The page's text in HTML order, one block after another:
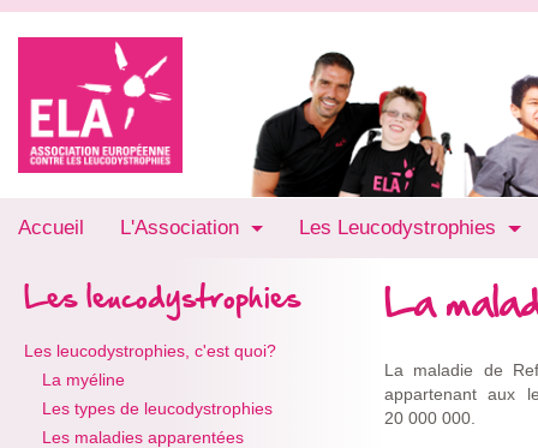
Accueil L'Association Les Leucodystrophies
Les leucodystrophies
Les leucodystrophies, c'est quoi?
La myéline
Les types de leucodystrophies
Les maladies apparentées
La
La maladie de
appartenant aux
20 000 000.